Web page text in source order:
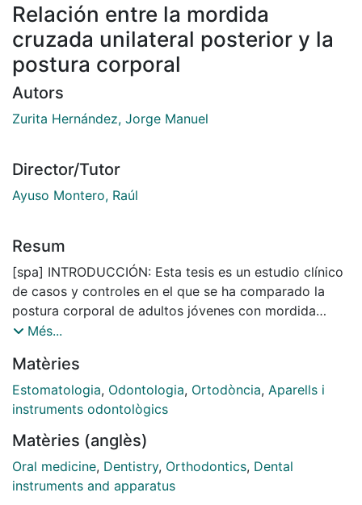
Relación entre la mordida
cruzada unilateral posterior y la
postura corporal
Autors
Zurita Hernández, Jorge Manuel
Director/Tutor
Ayuso Montero, Raúl
Resum
[spa] INTRODUCCIÓN: Esta tesis es un estudio clínico
de casos y controles en el que se ha comparado la
postura corporal de adultos jóvenes con mordida
cruzada unilateral posterior y sin ella mediante
Las evaluaciones se han realizado controlando la
información visual, la posición mandibular, y el apoyo
de los pies. Además, se ha determinado la relación
la orientación de la postura corporal utilizando
fotogrametría y plataforma estabilométrica.
MATERIAL Y MÉTODOS: Se incluyeron en el estudio 18
Més...
Matèries
Estomatologia, Odontologia, Ortodòncia, Aparells i
instruments odontològics
Matèries (anglès)
Oral medicine, Dentistry, Orthodontics, Dental
instruments and apparatus